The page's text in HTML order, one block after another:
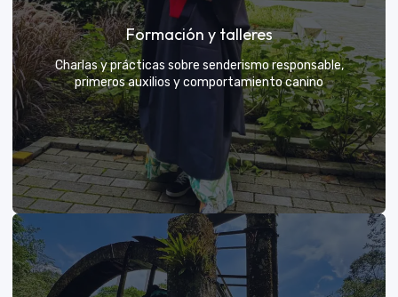
Tú eliges el parche y nosotros nos encargamos de
una aventura exclusiva
Formación y talleres
Charlas y prácticas sobre senderismo responsable,
primeros auxilios y comportamiento canino